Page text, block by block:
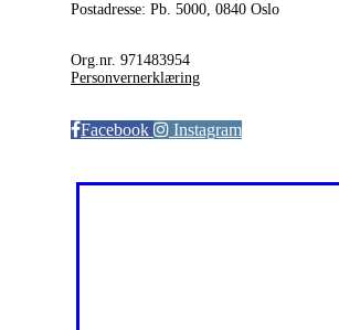
Postadresse: Pb. 5000, 0840 Oslo
Org.nr. 971483954
Personvernerklæring
Facebook Instagram